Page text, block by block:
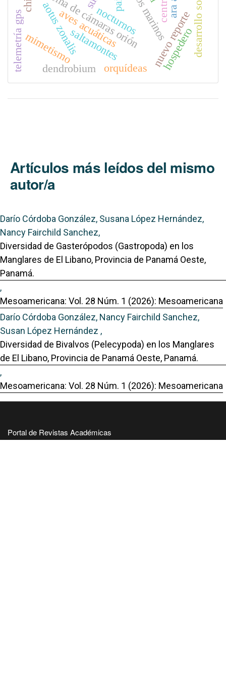
aves acuáticas
sistema de cámaras orión
nocturnos
aotus zonalissaltamontes nuevo reporte
orquídeas
dendrobium hospedero
mimetismo
telemetría gps
Artículos más leídos del mismo
autor/a
Darío Córdoba González, Susana López Hernández,
Nancy Fairchild Sanchez,
Diversidad de Gasterópodos (Gastropoda) en los
Manglares de El Libano, Provincia de Panamá Oeste,
Panamá.
,
Mesoamericana: Vol. 28 Núm. 1 (2026): Mesoamericana
Darío Córdoba González, Nancy Fairchild Sanchez,
Susan López Hernández ,
Diversidad de Bivalvos (Pelecypoda) en los Manglares
de El Libano, Provincia de Panamá Oeste, Panamá.
,
Mesoamericana: Vol. 28 Núm. 1 (2026): Mesoamericana
Portal de Revistas Académicas
© 2025 Universidad de Panamá